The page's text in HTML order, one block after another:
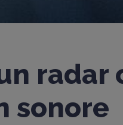
un
sonore